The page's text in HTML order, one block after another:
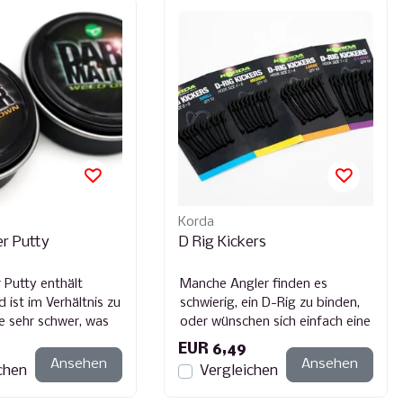
Putty
Putty enthält
ist im Verhältnis zu
sehr schwer, was
Ansehen
Korda
D Rig Kickers
Manche Angler finden es
schwierig, ein D-Rig zu binden,
oder wünschen sich einfach eine
Lösung, die ihnen den ganzen
EUR 6,49
Vergleichen
Ansehen